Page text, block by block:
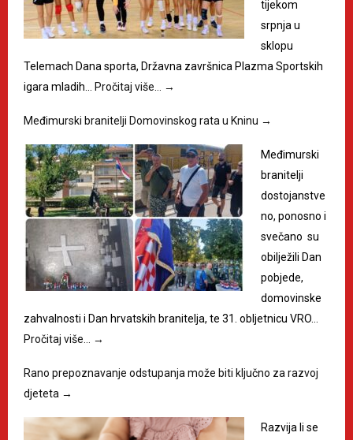
tijekom
srpnja u
sklopu
Telemach Dana sporta, Državna završnica Plazma Sportskih
igara mladih…
Pročitaj više… →
Međimurski branitelji Domovinskog rata u Kninu →
Međimurski
branitelji
dostojanstve
no, ponosno i
svečano su
obilježili Dan
pobjede,
domovinske
zahvalnosti i Dan hrvatskih branitelja, te 31. obljetnicu VRO…
Pročitaj više…
→
Rano prepoznavanje odstupanja može biti ključno za razvoj
djeteta →
Razvija li se